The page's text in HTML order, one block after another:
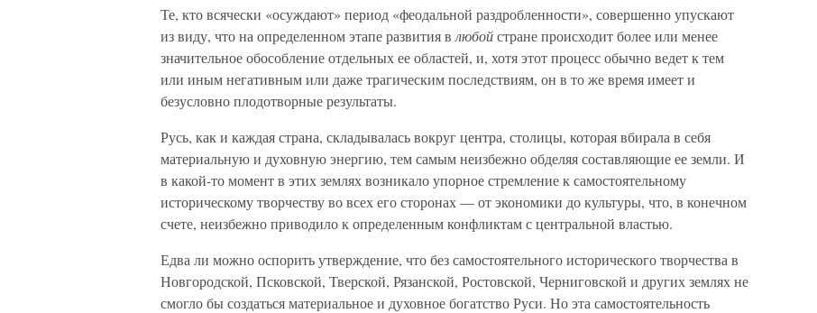
Те, кто всячески «осуждают» период «феодальной раздробленности», совершенно упускают
из виду, что на определенном этапе развития в любойстране происходит более или менее
значительное обособление отдельных ее областей, и, хотя этот процесс обычно ведет к тем
или иным негативным или даже трагическим последствиям, он в то же время имеет и
безусловно плодотворные результаты.
Русь, как и каждая страна, складывалась вокруг центра, столицы, которая вбирала в себя
материальную и духовную энергию, тем самым неизбежно обделяя составляющие ее земли. И
в какой-то момент в этих землях возникало упорное стремление к самостоятельному
историческому творчеству во всех его сторонах — от экономики до культуры, что, в конечном
счете, неизбежно приводило к определенным конфликтам с центральной властью.
Едва ли можно оспорить утверждение, что без самостоятельного исторического творчества в
Новгородской, Псковской, Тверской, Рязанской, Ростовской, Черниговской и других землях не
смогло бы создаться материальное и духовное богатство Руси. Но эта самостоятельность